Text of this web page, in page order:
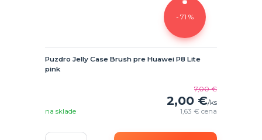
- 71 %
Puzdro Jelly Case Brush pre Huawei P8 Lite
pink
7,00 €
2,00 €/ks
1,63 €cena
na sklade